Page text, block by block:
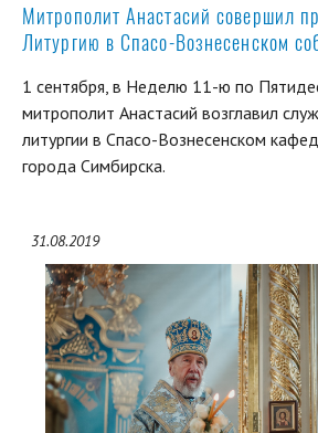
Митрополит Анастасий совершил
Литургию в Спасо-Вознесенском
1 сентября, в Неделю 11-ю по
митрополит Анастасий возглавил
литургии в Спасо-Вознесенском
города Симбирска.
31.08.2019